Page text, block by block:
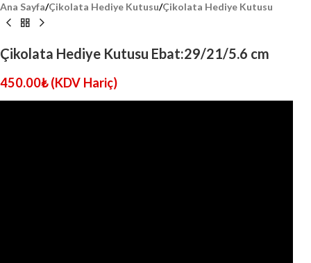
Ana Sayfa/Çikolata Hediye Kutusu/Çikolata Hediye Kutusu
Çikolata Hediye Kutusu Ebat:29/21/5.6 cm
450.00₺ (KDV Hariç)